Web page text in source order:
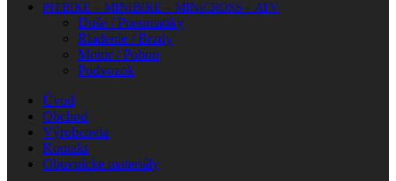
PITBIKE – MINIBIKE – MINICROSS – ATV
Duše / Pneumatiky
Riadenie / Brzdy
Motor / Pohon
Podvozok
Úvod
Obchod
Výrobcovia
Kontakt
Obuvnícke materiály